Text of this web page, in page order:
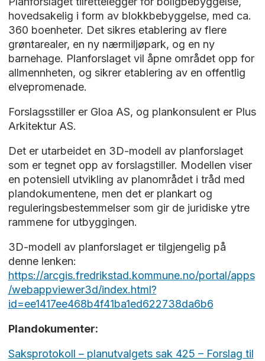
hovedsakelig i form av blokkbebyggelse, med ca.
360 boenheter. Det sikres etablering av flere
grøntarealer, en ny nærmiljøpark, og en ny
barnehage. Planforslaget vil åpne området opp for
allmennheten, og sikrer etablering av en offentlig
elvepromenade.
Forslagsstiller er Gloa AS, og plankonsulent er Plus
Arkitektur AS.
Det er utarbeidet en 3D-modell av planforslaget
som er tegnet opp av forslagstiller. Modellen viser
en potensiell utvikling av planområdet i tråd med
plandokumentene, men det er plankart og
reguleringsbestemmelser som gir de juridiske ytre
rammene for utbyggingen.
3D-modell av planforslaget er tilgjengelig på
denne lenken:
https://arcgis.fredrikstad.kommune.no/portal/apps
/webappviewer3d/index.html?
id=ee1417ee468b4f41ba1ed622738da6b6
Plandokumenter:
Saksprotokoll – planutvalgets sak 425 – Forslag til